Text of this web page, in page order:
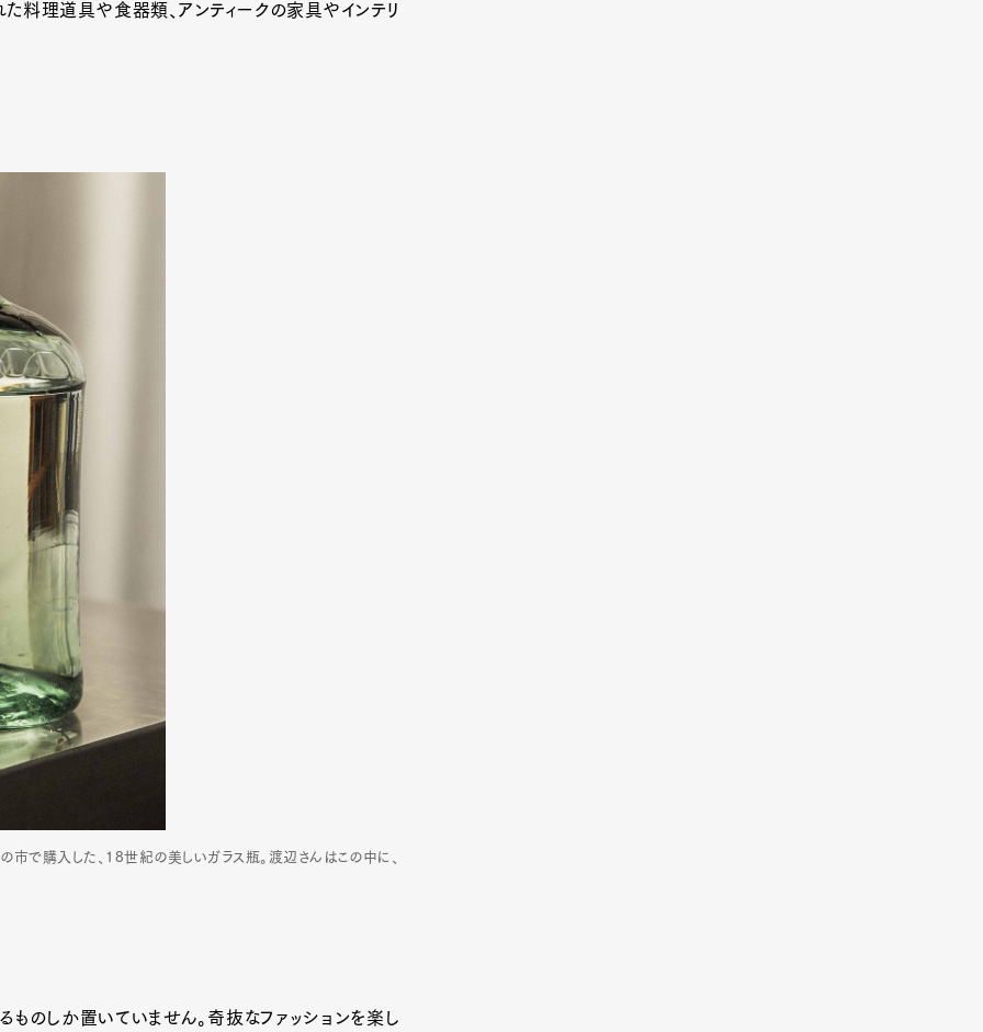
た料理道具や食器類、アンティークの家具やインテリ
市で購入した、18世紀の美しいガラス瓶。渡辺さんはこの中に、
ものしか置いていません。奇抜なファッションを楽し